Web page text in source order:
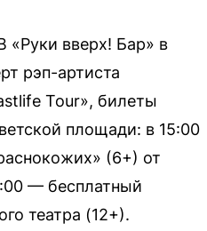
«Руки вверх! Бар» в
рэп-артиста
Tour», билеты
площади: в 15:00
(6+) от
— бесплатный
театра (12+).